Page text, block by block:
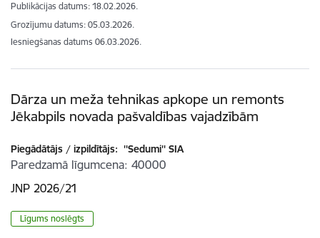
Publikācijas datums: 18.02.2026.
Grozījumu datums: 05.03.2026.
Iesniegšanas datums 06.03.2026.
Dārza un meža tehnikas apkope un remonts
Jēkabpils novada pašvaldības vajadzībām
Piegādātājs / izpildītājs: ''Sedumi'' SIA
Paredzamā līgumcena 40000
JNP 2026/21
Līgums noslēgts